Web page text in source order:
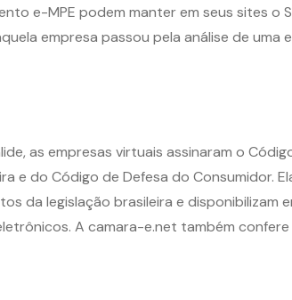
e-MPE podem manter em seus sites
empresa passou pela análise de
as empresas virtuais assinaram o
e do Código de Defesa do Consumidor.
da legislação brasileira e disponibilizam
A camara-e.net também